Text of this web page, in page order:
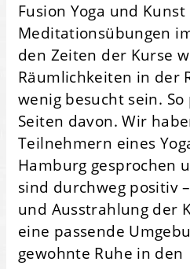
Fusion Yoga und
Meditationsübungen
den Zeiten der Kurse
Räumlichkeiten in der
wenig besucht sein.
Seiten davon. Wir
Teilnehmern eines
Hamburg gesprochen
sind durchweg positiv
und Ausstrahlung der
eine passende
gewohnte Ruhe in den